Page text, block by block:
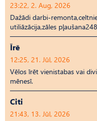
23:22, 2. Aug, 2026
Dažādi darbi-
utiliāzācija,zāles
Īrē
12:25, 21. Jūl, 2026
Vēlos īrēt vienistabas vai
mēnesī.
Citi
21:43, 13. Jūl, 2026